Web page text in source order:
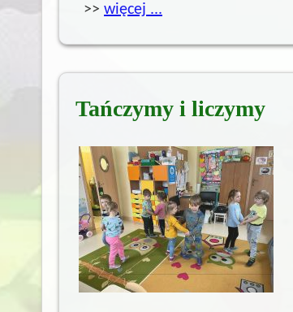
>> więcej ...
Tańczymy i liczymy